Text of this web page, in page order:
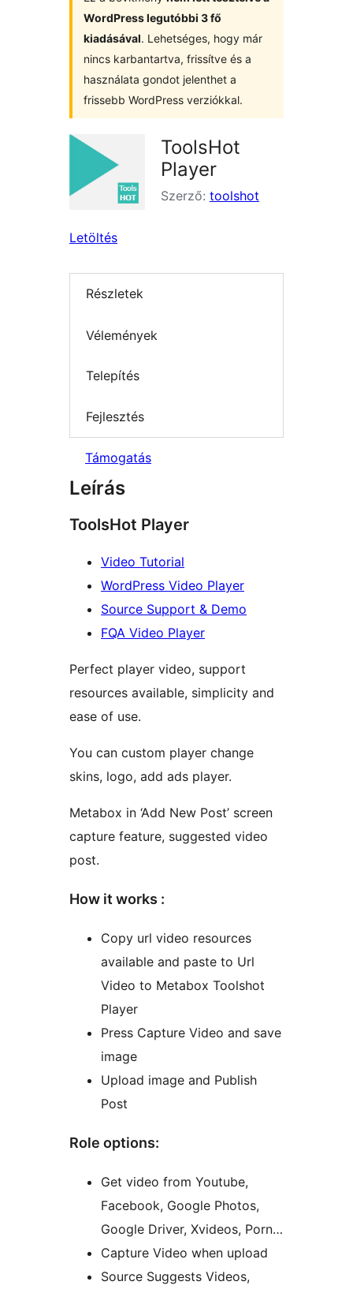
WordPress legutóbbi 3 fő
kiadásával. Lehetséges, hogy már
nincs karbantartva, frissítve és a
használata gondot jelenthet a
frissebb WordPress verziókkal.
ToolsHot
Player
Szerző: toolshot
Letöltés
Részletek
Vélemények
Telepítés
Fejlesztés
Támogatás
Leírás
ToolsHot Player
Video Tutorial
WordPress Video Player
Source Support & Demo
FQA Video Player
Perfect player video, support
resources available, simplicity and
ease of use.
You can custom player change
skins, logo, add ads player.
Metabox in ‘Add New Post’ screen
capture feature, suggested video
post.
How it works :
Copy url video resources
available and paste to Url
Video to Metabox Toolshot
Player
Press Capture Video and save
image
Upload image and Publish
Post
Role options:
Get video from Youtube,
Facebook, Google Photos,
Google Driver, Xvideos, Porn…
Capture Video when upload
Source Suggests Videos,